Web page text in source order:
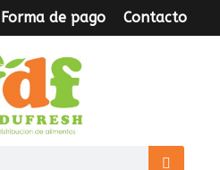
Forma de pago Contacto